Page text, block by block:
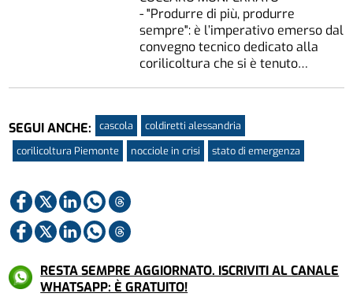
- "Produrre di più, produrre
sempre": è l’imperativo emerso dal
convegno tecnico dedicato alla
corilicoltura che si è tenuto…
SEGUI ANCHE: cascola
coldiretti alessandria
corilicoltura Piemonte
nocciole in crisi stato di emergenza
RESTA SEMPRE AGGIORNATO. ISCRIVITI AL CANALE
WHATSAPP: È GRATUITO!